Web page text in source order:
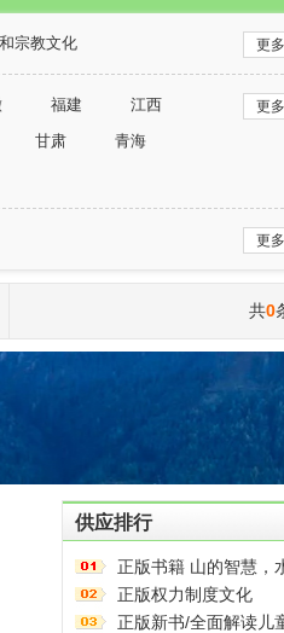
宗教文化
更多
福建
江西
甘肃
青海
更多
更多
共0
供应排行
正版书籍 山的智慧，
学
正版权力制度文化
正版新书/全面解读儿